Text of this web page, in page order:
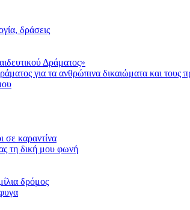
δράσεις
Δράματος»
για τα ανθρώπινα δικαιώματα και τους
σε καραντίνα
τη δική μου φωνή
δρόμος